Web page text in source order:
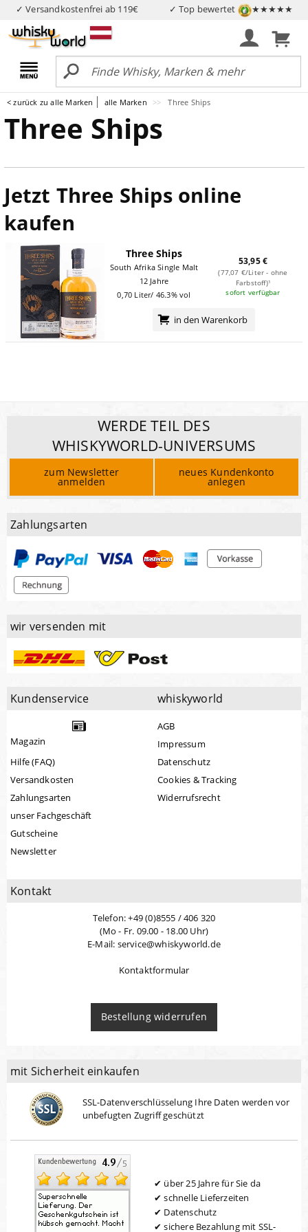
✓ Versandkostenfrei ab 119€ ✓ Top bewertet ★★★★★
< zurück zu alle Marken alle Marken Three Ships
Three Ships
Jetzt Three Ships online
kaufen
Three Ships
South Afrika Single Malt
12 Jahre
0,70 Liter/ 46.3% vol
53,95 €
(77,07 €/Liter - ohne
Farbstoff)¹
sofort verfügbar
in den Warenkorb
WERDE TEIL DES
WHISKYWORLD-UNIVERSUMS
zum Newsletter
anmelden
neues Kundenkonto
anlegen
Zahlungsarten
wir versenden mit
Kundenservice
Magazin
Hilfe (FAQ)
Versandkosten
Zahlungsarten
unser Fachgeschäft
Gutscheine
Newsletter
whiskyworld
AGB
Impressum
Datenschutz
Cookies & Tracking
Widerrufsrecht
Kontakt
Telefon: +49 (0)8555 / 406 320
(Mo - Fr. 09.00 - 18.00 Uhr)
E-Mail: service@whiskyworld.de
Kontaktformular
Bestellung widerrufen
mit Sicherheit einkaufen
SSL-Datenverschlüsselung Ihre Daten werden vor
unbefugten Zugriff geschützt
über 25 Jahre für Sie da
schnelle Lieferzeiten
Datenschutz
sichere Bezahlung mit SSL-